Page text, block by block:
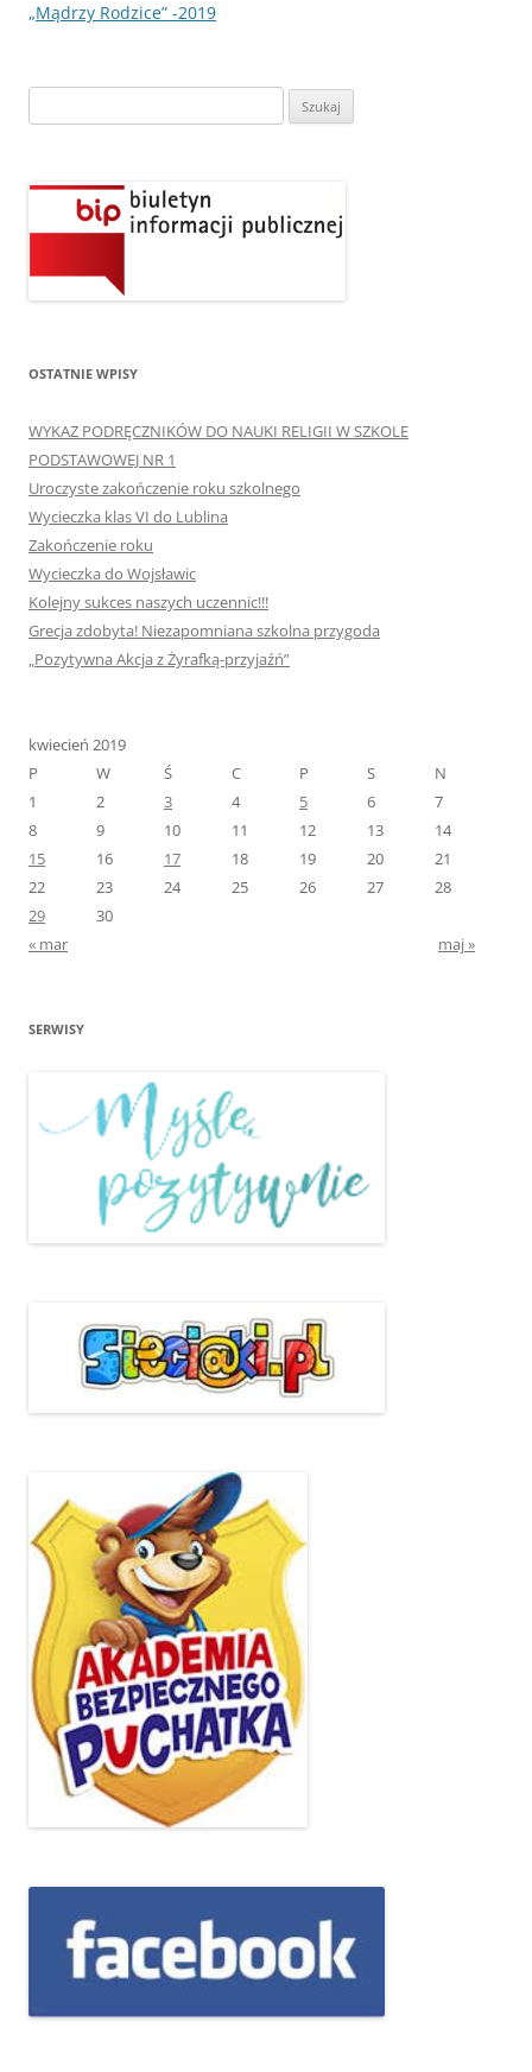
wpisu
„Mądrzy Rodzice” -2019
OSTATNIE WPISY
WYKAZ PODRĘCZNIKÓW DO NAUKI RELIGII W SZKOLE
PODSTAWOWEJ NR 1
Uroczyste zakończenie roku szkolnego
Wycieczka klas VI do Lublina
Zakończenie roku
Wycieczka do Wojsławic
Kolejny sukces naszych uczennic!!!
Grecja zdobyta! Niezapomniana szkolna przygoda
„Pozytywna Akcja z Żyrafką-przyjaźń”
kwiecień 2019
P
W Ś C P S
N
1
2 3 4 5 6
7
8
9 10 11 12 13
14
15
16 17 18 19 20
21
22
23 24 25 26 27
28
29
30
« mar
maj »
SERWISY